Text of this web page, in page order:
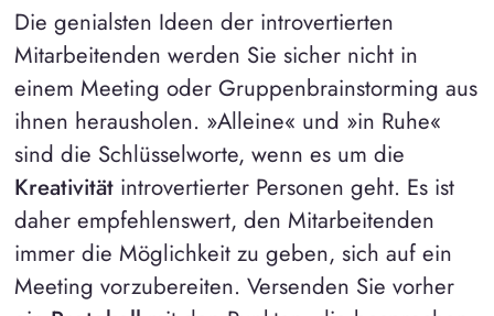
Die genialsten Ideen der introvertierten
Mitarbeitenden werden Sie sicher nicht in
einem Meeting oder Gruppenbrainstorming aus
ihnen herausholen. »Alleine« und »in Ruhe«
sind die Schlüsselworte, wenn es um die
Kreativitätintrovertierter Personen geht. Es ist
daher empfehlenswert, den Mitarbeitenden
immer die Möglichkeit zu geben, sich auf ein
Meeting vorzubereiten. Versenden Sie vorher